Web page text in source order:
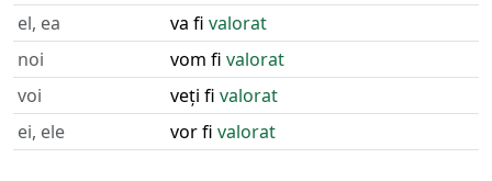
el, ea
va fi valorat
noi
vom fi valorat
voi
veți fi valorat
ei, ele
vor fi valorat